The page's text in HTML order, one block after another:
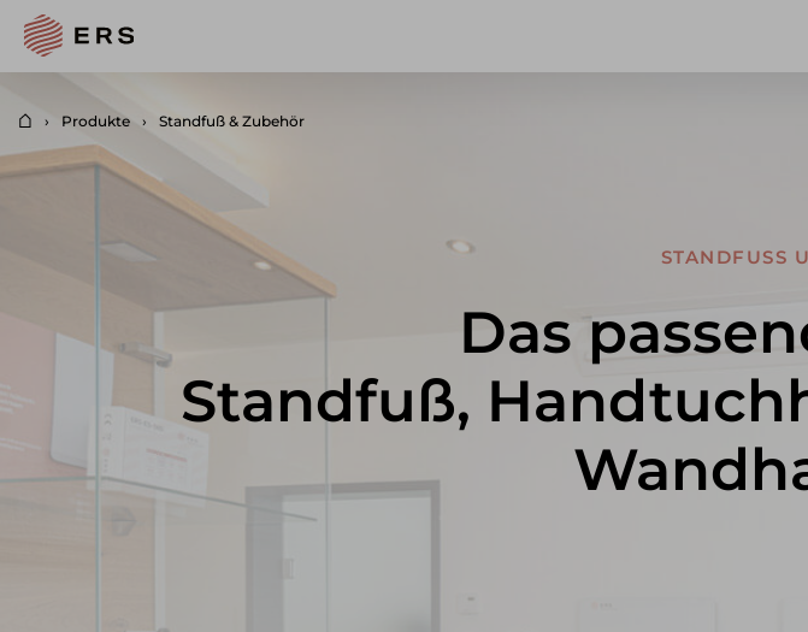
Produkte Standfuß & Zubehör
STANDFUSS
Das
Standfuß,